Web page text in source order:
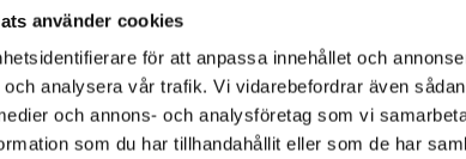
använder cookies
för att anpassa innehållet och
analysera vår trafik. Vi vidarebefordrar även
och annons- och analysföretag som vi
som du har tillhandahållit eller som de har
Dekoration | Snöflinga Gia Guld Mix
Vilken typ av kund är du? Du kan alltid
Företagskund (exkl.